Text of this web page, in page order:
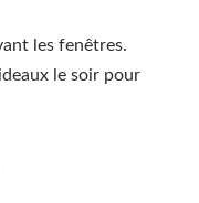
les fenêtres.
le soir pour